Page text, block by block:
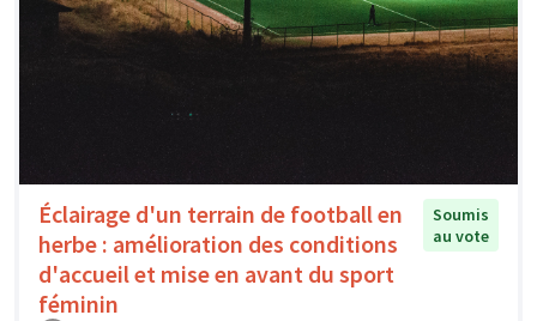
Éclairage d'un terrain de football en
herbe : amélioration des conditions
d'accueil et mise en avant du sport
féminin
Soumis
au vote